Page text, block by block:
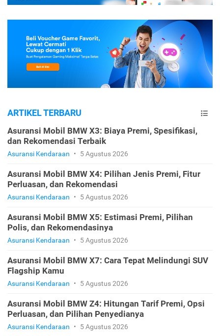
ARTIKEL TERBARU
Asuransi Mobil BMW X3: Biaya Premi, Spesifikasi,
dan Rekomendasi Terbaik
Asuransi Kendaraan • 5 Agustus 2026
Asuransi Mobil BMW X4: Pilihan Jenis Premi, Fitur
Perluasan, dan Rekomendasi
Asuransi Kendaraan • 5 Agustus 2026
Asuransi Mobil BMW X5: Estimasi Premi, Pilihan
Polis, dan Rekomendasinya
Asuransi Kendaraan • 5 Agustus 2026
Asuransi Mobil BMW X7: Cara Tepat Melindungi SUV
Flagship Kamu
Asuransi Kendaraan • 5 Agustus 2026
Asuransi Mobil BMW Z4: Hitungan Tarif Premi, Opsi
Perluasan, dan Pilihan Penyedianya
Asuransi Kendaraan • 5 Agustus 2026